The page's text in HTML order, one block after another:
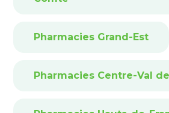
Pharmacies Grand-Est
Pharmacies Centre-Val